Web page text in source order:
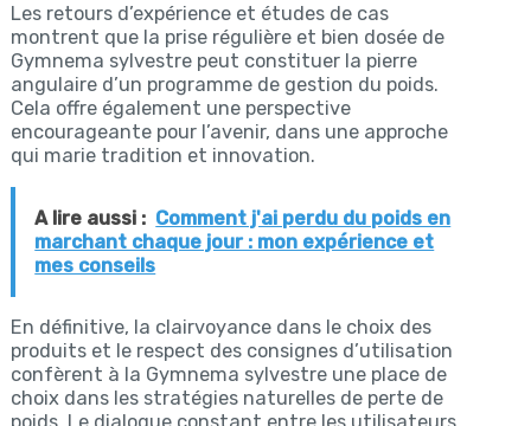
Les retours d’expérience et études de cas
montrent que la prise régulière et bien dosée de
Gymnema sylvestre peut constituer la pierre
angulaire d’un programme de gestion du poids.
Cela offre également une perspective
encourageante pour l’avenir, dans une approche
qui marie tradition et innovation.
A lire aussi : Comment j'ai perdu du poids en
marchant chaque jour : mon expérience et
mes conseils
En définitive, la clairvoyance dans le choix des
produits et le respect des consignes d’utilisation
confèrent à la Gymnema sylvestre une place de
choix dans les stratégies naturelles de perte de